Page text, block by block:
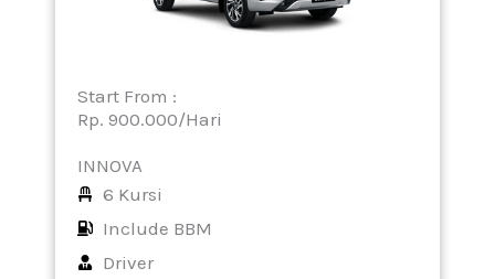
Start From :
Rp. 900.000/Hari
INNOVA
6 Kursi
Include BBM
Driver